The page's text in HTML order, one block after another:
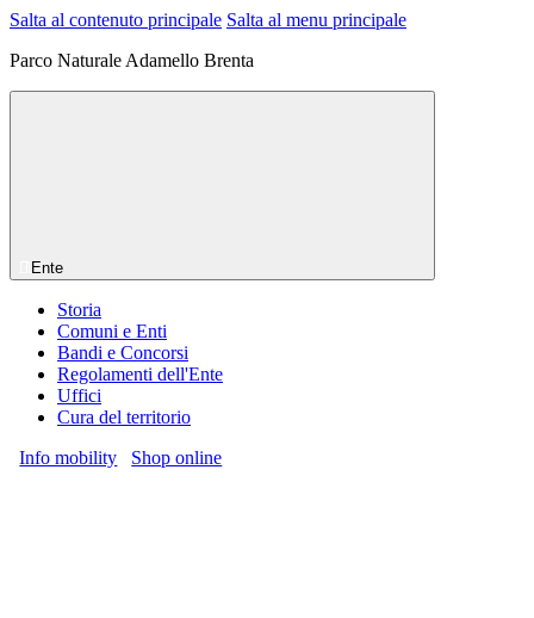
Salta al contenuto principale Salta al menu principale
Parco Naturale Adamello Brenta
Ente
Storia
Comuni e Enti
Bandi e Concorsi
Regolamenti dell'Ente
Uffici
Cura del territorio
Info mobility
Shop online